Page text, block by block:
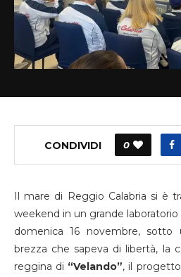
CONDIVIDI 0
Il mare di Reggio Calabria si è
weekend in un grande laboratorio
domenica 16 novembre,
brezza che sapeva di libertà, la
reggina di “Velando”, il